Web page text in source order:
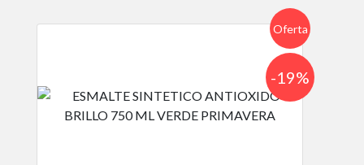
Oferta
-19%